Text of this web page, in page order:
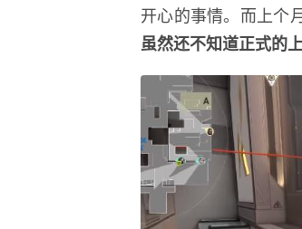
开心的事情。而上个
虽然还不知道正式的